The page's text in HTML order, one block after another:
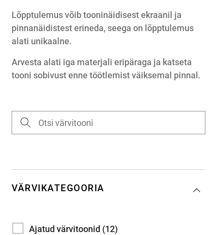
Lõpptulemus võib tooninäidisest ekraanil ja
pinnanäidistest erineda, seega on lõpptulemus
alati unikaalne.
Arvesta alati iga materjali eripäraga ja katseta
tooni sobivust enne töötlemist väiksemal pinnal.
VÄRVIKATEGOORIA
Ajatud värvitoonid (12)